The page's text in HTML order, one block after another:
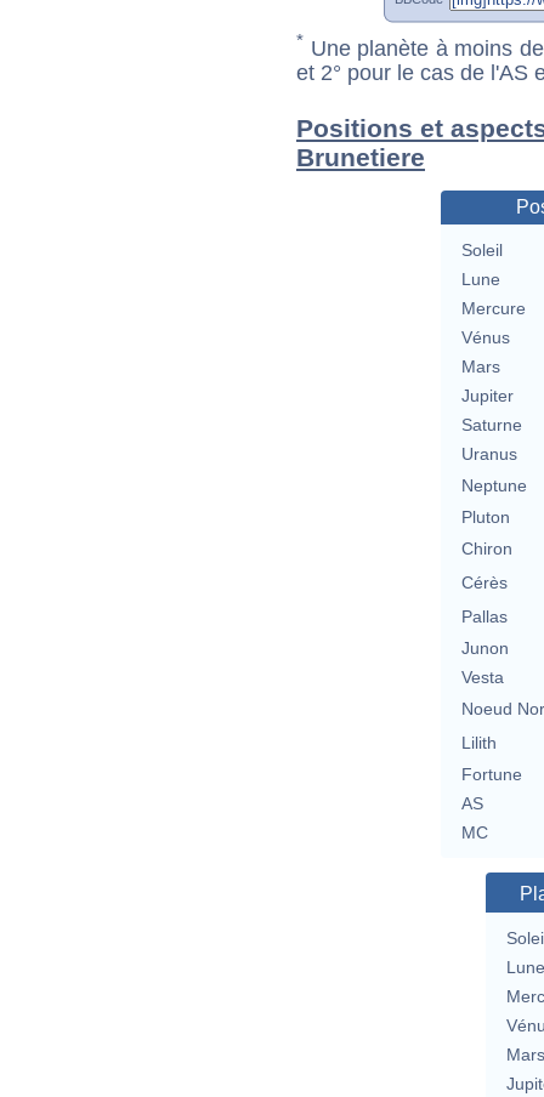
* Une planète à moins
et 2° pour le cas de l'AS
Positions et
Brunetiere
Soleil
Lune
Mercure
Vénus
Mars
Jupiter
Saturne
Uranus
Neptune
Pluton
Chiron
Cérès
Pallas
Junon
Vesta
Noeud
Lilith
Fortune
AS
MC
Lune
Mars